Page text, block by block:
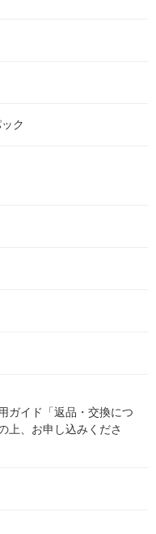
ク
ガイド「返品・交換につ
上、お申し込みくださ